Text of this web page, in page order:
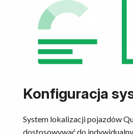
Konfiguracja
System lokalizacji pojazdów
dostosowywać do